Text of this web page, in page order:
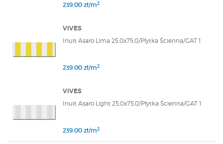
239.00 zł/m2
VIVES
Inuit Asaro Lima 25,0x75,0/Płytka Ścienna/GAT 1
239.00 zł/m2
VIVES
Inuit Asaro Light 25,0x75,0/Płytka Ścienna/GAT 1
239.00 zł/m2